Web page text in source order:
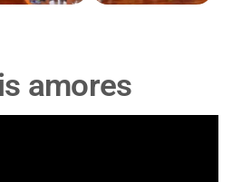
amores